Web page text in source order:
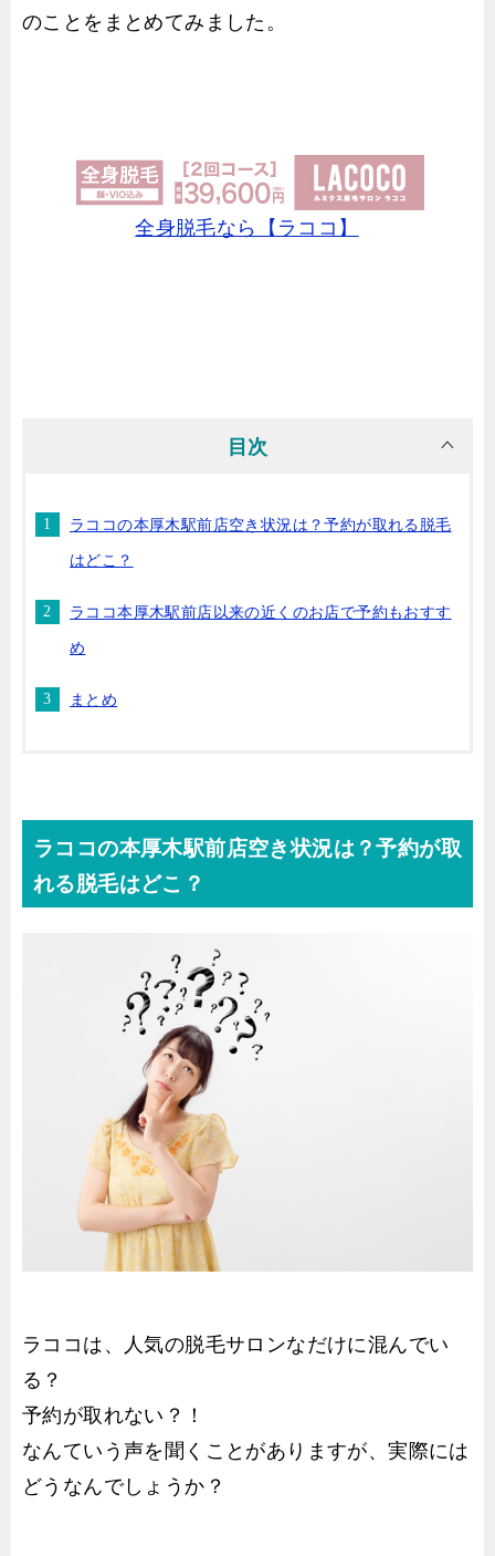
のことをまとめてみました。
全身脱毛なら【ラココ】
目次
ラココの本厚木駅前店空き状況は？予約が取れる脱毛
はどこ？
ラココ本厚木駅前店以来の近くのお店で予約もおすす
め
まとめ
ラココの本厚木駅前店空き状況は？予約が取
れる脱毛はどこ？
ラココは、人気の脱毛サロンなだけに混んでい
る？
予約が取れない？！
なんていう声を聞くことがありますが、実際には
どうなんでしょうか？